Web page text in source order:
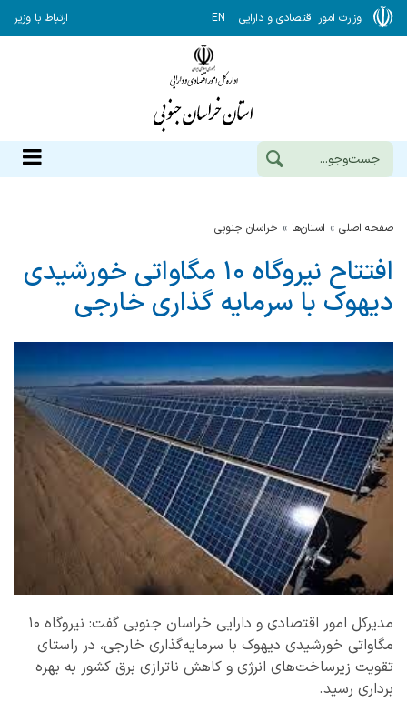
وزارت امور اقتصادی و دارایی EN ارتباط با وزیر
صفحه اصلی استان‌ها خراسان جنوبي
افتتاح نیروگاه ۱۰ مگاواتی خورشیدی
دیهوک با سرمایه گذاری خارجی
مدیرکل امور اقتصادی و دارایی خراسان جنوبی گفت: نیروگاه ۱۰
مگاواتی خورشیدی دیهوک با سرمایه‌گذاری خارجی، در راستای
تقویت زیرساخت‌های انرژی و کاهش ناترازی برق کشور به بهره
برداری رسید.